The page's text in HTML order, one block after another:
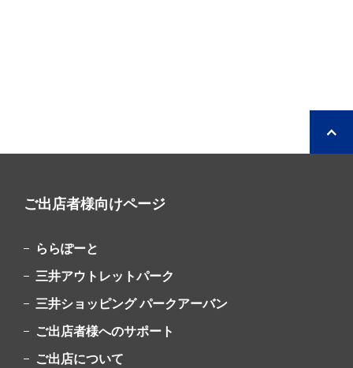
ご出店者様向けページ
ららぽーと
三井アウトレットパーク
三井ショッピングパークアーバン
ご出店者様へのサポート
ご出店について